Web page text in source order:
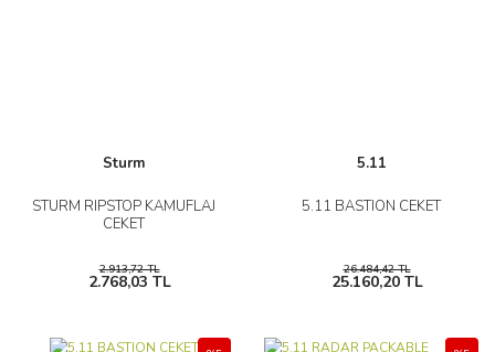
Sturm
STURM RIPSTOP KAMUFLAJ
CEKET
2.913,72 TL
2.768,03 TL
5.11
5.11 BASTION CEKET
26.484,42 TL
25.160,20 TL